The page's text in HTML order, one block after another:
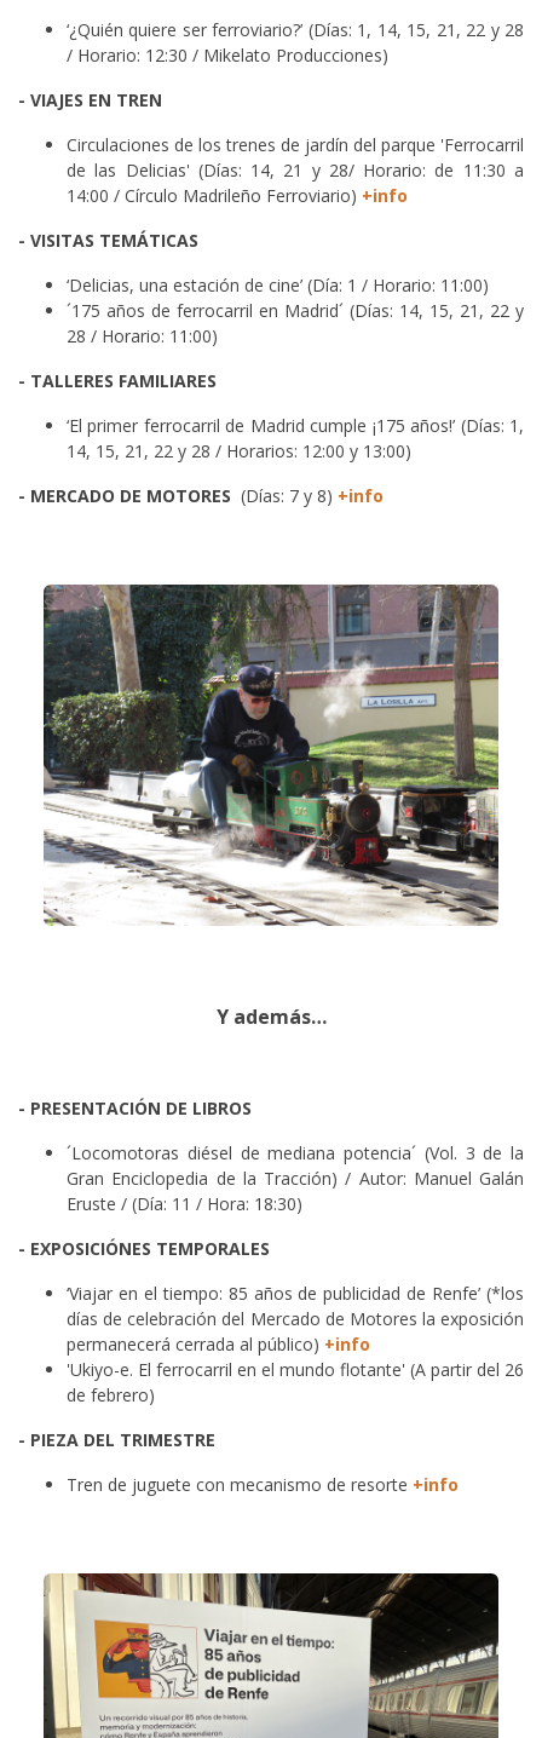
‘¿Quién quiere ser ferroviario?’ (Días: 1, 14, 15, 21, 22 y 28
/ Horario: 12:30 / Mikelato Producciones)
- VIAJES EN TREN
Circulaciones de los trenes de jardín del parque 'Ferrocarril
de las Delicias' (Días: 14, 21 y 28/ Horario: de 11:30 a
14:00 / Círculo Madrileño Ferroviario) +info
- VISITAS TEMÁTICAS
‘Delicias, una estación de cine’ (Día: 1 / Horario: 11:00)
´175 años de ferrocarril en Madrid´ (Días: 14, 15, 21, 22 y
28 / Horario: 11:00)
- TALLERES FAMILIARES
‘El primer ferrocarril de Madrid cumple ¡175 años!’ (Días: 1,
14, 15, 21, 22 y 28 / Horarios: 12:00 y 13:00)
- MERCADO DE MOTORES (Días: 7 y 8) +info
Y además…
- PRESENTACIÓN DE LIBROS
´Locomotoras diésel de mediana potencia´ (Vol. 3 de la
Gran Enciclopedia de la Tracción) / Autor: Manuel Galán
Eruste / (Día: 11 / Hora: 18:30)
- EXPOSICIÓNES TEMPORALES
‘Viajar en el tiempo: 85 años de publicidad de Renfe’ (*los
días de celebración del Mercado de Motores la exposición
permanecerá cerrada al público) +info
'Ukiyo-e. El ferrocarril en el mundo flotante' (A partir del 26
de febrero)
- PIEZA DEL TRIMESTRE
Tren de juguete con mecanismo de resorte +info